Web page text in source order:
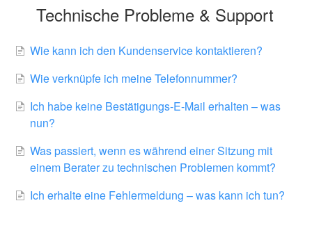
Technische Probleme & Support
Wie kann ich den Kundenservice kontaktieren?
Wie verknüpfe ich meine Telefonnummer?
Ich habe keine Bestätigungs-E-Mail erhalten – was
nun?
Was passiert, wenn es während einer Sitzung mit
einem Berater zu technischen Problemen kommt?
Ich erhalte eine Fehlermeldung – was kann ich tun?